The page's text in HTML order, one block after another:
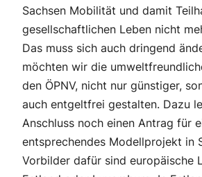
Sachsen Mobilität und damit
gesellschaftlichen Leben nicht
Das muss sich auch dringend
möchten wir die
den ÖPNV, nicht nur günstiger,
auch entgeltfrei gestalten. Dazu
Anschluss noch einen Antrag für
entsprechendes Modellprojekt in
Vorbilder dafür sind europäische